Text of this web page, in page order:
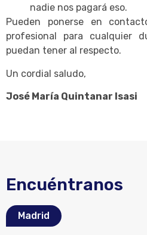
nadie nos pagará eso.
Pueden ponerse en
profesional para cualquier
puedan tener al respecto.
Un cordial saludo,
José María Quintanar Isasi
Encuéntranos
Madrid